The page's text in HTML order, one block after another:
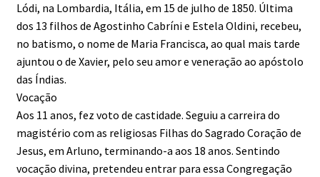
Lódi, na Lombardia, Itália, em 15 de julho de 1850. Última
dos 13 filhos de Agostinho Cabríni e Estela Oldini, recebeu,
no batismo, o nome de Maria Francisca, ao qual mais tarde
ajuntou o de Xavier, pelo seu amor e veneração ao apóstolo
das Índias.
Vocação
Aos 11 anos, fez voto de castidade. Seguiu a carreira do
magistério com as religiosas Filhas do Sagrado Coração de
Jesus, em Arluno, terminando-a aos 18 anos. Sentindo
vocação divina, pretendeu entrar para essa Congregação